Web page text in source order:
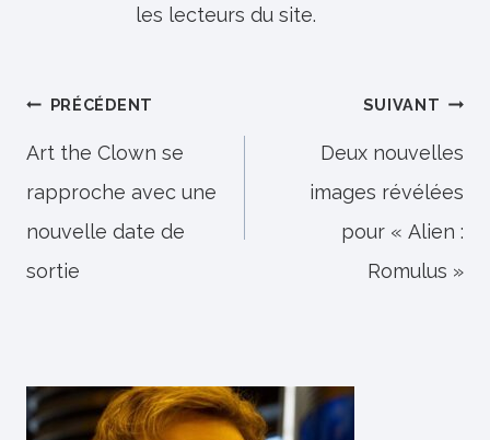
les lecteurs du site.
Navigation
de
l’article
PRÉCÉDENT
Art the Clown se
rapproche avec une
nouvelle date de
sortie
SUIVANT
Deux nouvelles
images révélées
pour « Alien :
Romulus »